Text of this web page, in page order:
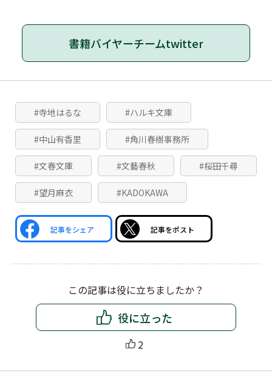
書籍バイヤーチームtwitter
#寺地はるな #ハルキ文庫
#中山有香里 #角川春樹事務所
#文春文庫 #文藝春秋 #桜田千尋
#望月麻衣 #KADOKAWA
記事をシェア 記事をポスト
この記事は役に立ちましたか？
役に立った
2